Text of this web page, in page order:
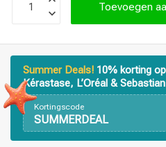
Toevoegen
Summer Deals! 10% korting
Kérastase, L’Oréal & Sebastian
Kortingscode
SUMMERDEAL